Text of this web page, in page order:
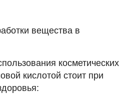
вещества в
косметических
кислотой стоит при